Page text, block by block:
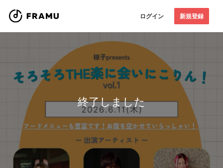
ログイン 新規登録
終了しました